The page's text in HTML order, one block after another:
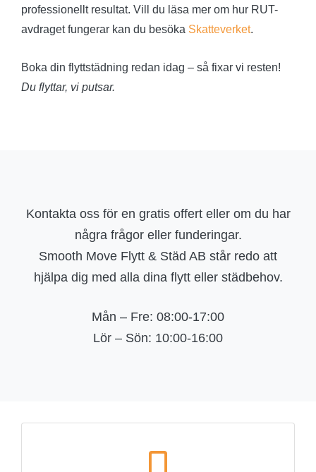
professionellt resultat. Vill du läsa mer om hur RUT-
avdraget fungerar kan du besöka Skatteverket.
Boka din flyttstädning redan idag – så fixar vi resten!
Du flyttar, vi putsar.
Kontakta oss för en gratis offert eller om du har
några frågor eller funderingar.
Smooth Move Flytt & Städ AB står redo att
hjälpa dig med alla dina flytt eller städbehov.
Mån – Fre: 08:00-17:00
Lör – Sön: 10:00-16:00